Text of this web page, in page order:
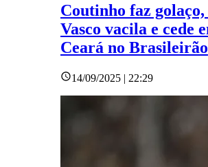
Coutinho faz golaço,
Vasco vacila e cede
Ceará no Brasileirão
14/09/2025 | 22:29